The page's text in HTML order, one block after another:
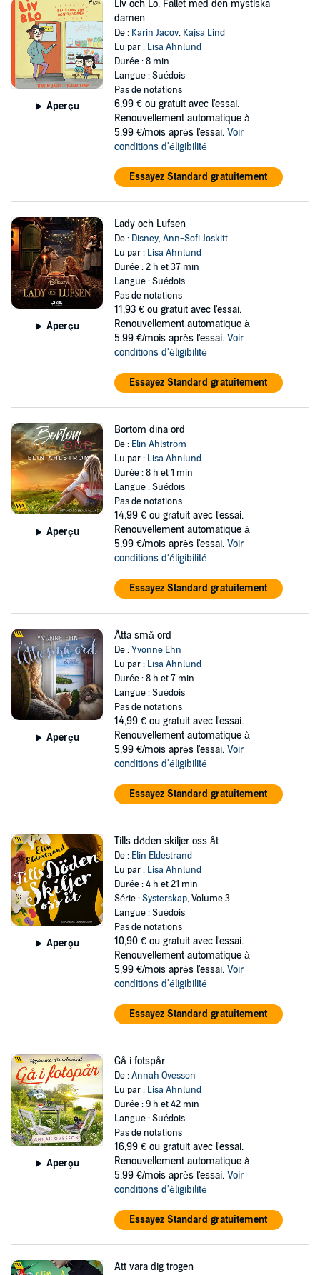
Aperçu
Liv och Lo. Fallet med den mystiska
damen
De : Karin Jacov, Kajsa Lind
Lu par : Lisa Ahnlund
Durée : 8 min
Langue : Suédois
Pas de notations
6,99 € ou gratuit avec l'essai.
Renouvellement automatique à
5,99 €/mois après l'essai. Voir
conditions d'éligibilité
Essayez Standard gratuitement
Aperçu
Lady och Lufsen
De : Disney,Ann-Sofi Joskitt
Lu par : Lisa Ahnlund
Durée : 2 h et 37 min
Langue : Suédois
Pas de notations
11,93 € ou gratuit avec l'essai.
Renouvellement automatique à
5,99 €/mois après l'essai. Voir
conditions d'éligibilité
Essayez Standard gratuitement
Aperçu
Bortom dina ord
De : Elin Ahlström
Lu par : Lisa Ahnlund
Durée : 8 h et 1 min
Langue : Suédois
Pas de notations
14,99 € ou gratuit avec l'essai.
Renouvellement automatique à
5,99 €/mois après l'essai. Voir
conditions d'éligibilité
Essayez Standard gratuitement
Aperçu
Åtta små ord
De :Yvonne Ehn
Lu par : Lisa Ahnlund
Durée : 8 h et 7 min
Langue : Suédois
Pas de notations
14,99 € ou gratuit avec l'essai.
Renouvellement automatique à
5,99 €/mois après l'essai. Voir
conditions d'éligibilité
Essayez Standard gratuitement
Aperçu
Tills döden skiljer oss åt
De : Elin Eldestrand
Lu par : Lisa Ahnlund
Durée : 4 h et 21 min
Série :Systerskap, Volume 3
Langue : Suédois
Pas de notations
10,90 € ou gratuit avec l'essai.
Renouvellement automatique à
5,99 €/mois après l'essai. Voir
conditions d'éligibilité
Essayez Standard gratuitement
Aperçu
Gå i fotspår
De :Annah Ovesson
Lu par : Lisa Ahnlund
Durée : 9 h et 42 min
Langue : Suédois
Pas de notations
16,99 € ou gratuit avec l'essai.
Renouvellement automatique à
5,99 €/mois après l'essai. Voir
conditions d'éligibilité
Essayez Standard gratuitement
Att vara dig trogen